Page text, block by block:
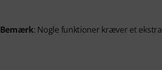
Bemærk: Nogle funktioner kræver et ekstra